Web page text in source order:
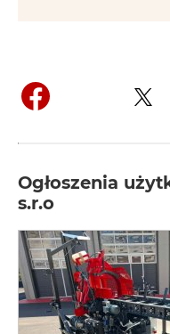
Ogłoszenia
s.r.o